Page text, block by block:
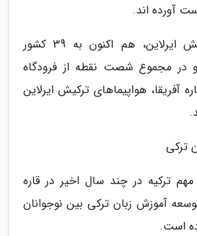
آورده اند.
هواپیمایی ملی ترکیش ایرلاین، هم اکنون به 39 کشور
و در مجموع شصت نقطه از فرودگاه
آفریقا، هواپیماهای ترکیش ایرلاین
ترکی
ترکیه در چند سال اخیر در قاره
آموزش زبان ترکی بین نوجوانان
است.